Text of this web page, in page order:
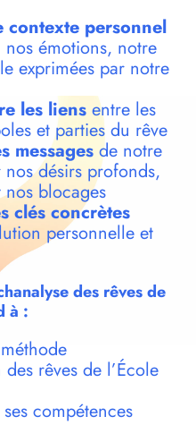
contexte personnel
émotions, notre
exprimées par notre
les liensentre les
et parties du rêve
messagesde notre
désirs profonds,
blocages
clés concrètes
personnelle et
des rêves de
à :
rêves de l’École
compétences